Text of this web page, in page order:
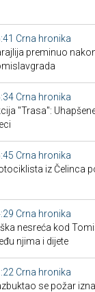
Crna hronika
preminuo
Crna hronika
"Trasa":
Crna hronika
iz Čelinca
Crna hronika
nesreća kod
njima i dijete
Crna hronika
se požar